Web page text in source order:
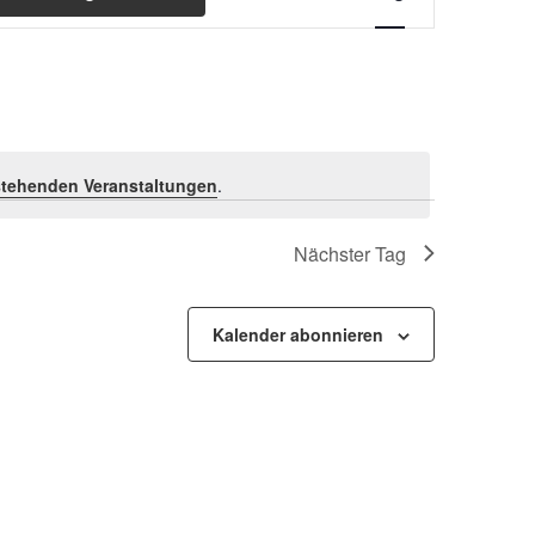
Veranstaltungen.
Ansichten-
Nächster Tag
Kalender abonnieren